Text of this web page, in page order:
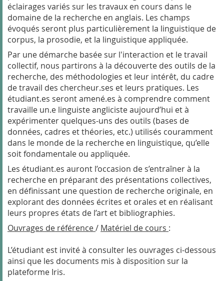
éclairages variés sur les travaux en cours dans le
domaine de la recherche en anglais. Les champs
évoqués seront plus particulièrement la linguistique de
corpus, la prosodie, et la linguistique appliquée.
Par une démarche basée sur l'interaction et le travail
collectif, nous partirons à la découverte des outils de la
recherche, des méthodologies et leur intérêt, du cadre
de travail des chercheur.ses et leurs pratiques. Les
étudiant.es seront amené.es à comprendre comment
travaille un.e linguiste angliciste aujourd’hui et à
expérimenter quelques-uns des outils (bases de
données, cadres et théories, etc.) utilisés couramment
dans le monde de la recherche en linguistique, qu’elle
soit fondamentale ou appliquée.
Les étudiant.es auront l’occasion de s’entraîner à la
recherche en préparant des présentations collectives,
en définissant une question de recherche originale, en
explorant des données écrites et orales et en réalisant
leurs propres états de l’art et bibliographies.
Ouvrages de référence/ Matériel de cours :
L’étudiant est invité à consulter les ouvrages ci-dessous
ainsi que les documents mis à disposition sur la
plateforme Iris.